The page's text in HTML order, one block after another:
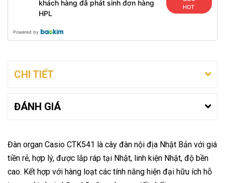
khách hàng đã phát sinh đơn hàng
HPL
HOT
Powered by
CHI TIẾT
ĐÁNH GIÁ
Đàn organ Casio CTK541 là cây đàn nội địa Nhật Bản với giá
tiền rẻ, hợp lý, được lắp ráp tại Nhật, linh kiện Nhật, độ bền
cao. Kết hợp với hàng loạt các tính năng hiện đại hữu ích hỗ